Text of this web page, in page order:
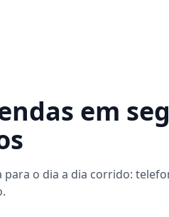
em
para o dia a dia corrido: